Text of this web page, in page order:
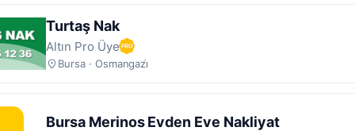
ve çevresine hizmet veren
önce firma profilindeki
işlere ait galeriyi inceleyin. Size uygun firmayla profil
Turtaş Nak
Altın Pro Üye
Bursa · Osmangazi̇
Bursa Merinos Evden Eve Nakliyat